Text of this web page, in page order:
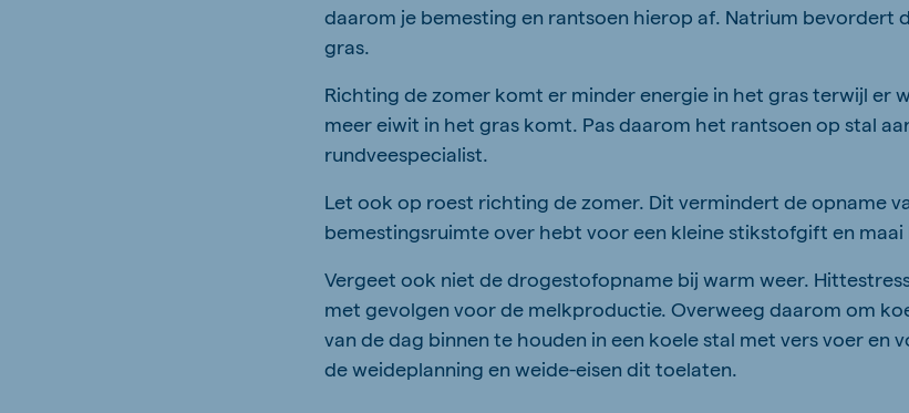
daarom je bemesting en rantsoen hierop af. Natrium bevordert
gras.
Richting de zomer komt er minder energie in het gras terwijl er
meer eiwit in het gras komt. Pas daarom het rantsoen op stal
rundveespecialist.
Let ook op roest richting de zomer. Dit vermindert de opname
bemestingsruimte over hebt voor een kleine stikstofgift en maai
Vergeet ook niet de drogestofopname bij warm weer.
met gevolgen voor de melkproductie. Overweeg daarom om
van de dag binnen te houden in een koele stal met vers voer en
de weideplanning en weide-eisen dit toelaten.